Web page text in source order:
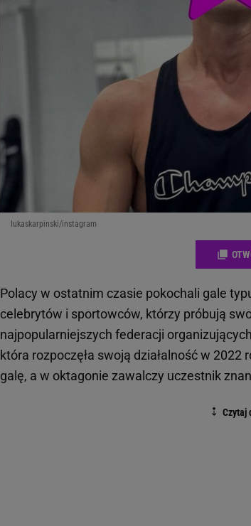
lukaskarpinski/instagram
Polacy w ostatnim czasie pokochali gale
celebrytów i sportowców, którzy próbują
najpopularniejszych federacji
która rozpoczęła swoją działalność w
galę, a w oktagonie zawalczy uczestnik